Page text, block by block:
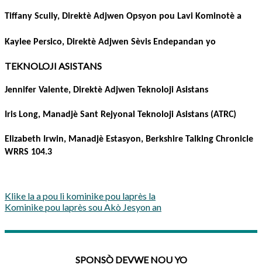
Tiffany Scully, Direktè Adjwen Opsyon pou Lavi Kominotè a
Kaylee Persico, Direktè Adjwen Sèvis Endepandan yo
TEKNOLOJI ASISTANS
Jennifer Valente, Direktè Adjwen Teknoloji Asistans
Iris Long, Manadjè Sant Rejyonal Teknoloji Asistans (ATRC)
Elizabeth Irwin, Manadjè Estasyon, Berkshire Talking Chronicle
WRRS 104.3
Klike la a pou li kominike pou laprès la
Kominike pou laprès sou Akò Jesyon an
SPONSÒ DEVWE NOU YO